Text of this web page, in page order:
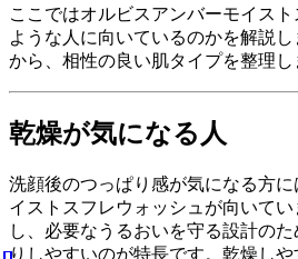
ここではオルビスアンバーモイス
ような人に向いているのかを解説
から、相性の良い肌タイプを整理し
乾燥が気になる人
洗顔後のつっぱり感が気になる方
イストスフレウォッシュが向いて
し、必要なうるおいを守る設計の
りしやすいのが特長です。乾燥し